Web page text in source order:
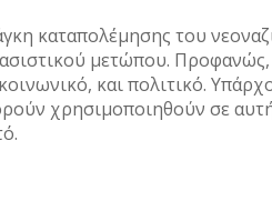
καταπολέμησης του
μετώπου. Προφανώς,
και πολιτικό.
χρησιμοποιηθούν σε